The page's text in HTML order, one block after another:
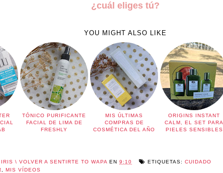
¿cuál eliges tú?
YOU MIGHT ALSO LIKE
TÓNICO PURIFICANTE
FACIAL DE LIMA DE
FRESHLY
MIS ÚLTIMAS
COMPRAS DE
COSMÉTICA DEL AÑO
ORIGINS INSTANT
CALM, EL SET PARA
PIELES SENSIBLES
IRIS \ VOLVER A SENTIRTE TO WAPA EN 9:10 ETIQUETAS: CUIDADO
MIS VÍDEOS